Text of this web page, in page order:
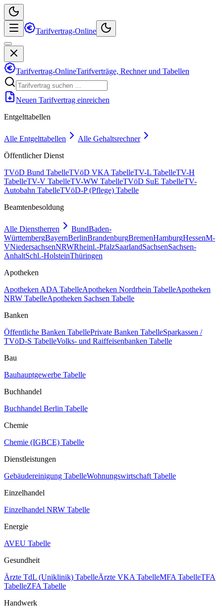
Tarifvertrag-Online
Tarifvertrag-OnlineTarifverträge, Rechner und Tabellen
Neuen Tarifvertrag einreichen
Entgelttabellen
Alle Entgelttabellen
Alle Gehaltsrechner
Öffentlicher Dienst
TVöD Bund TabelleTVöD VKA TabelleTV-L TabelleTV-H
TabelleTV-V TabelleTV-WW TabelleTVöD SuE TabelleTV-
Autobahn TabelleTVöD-P (Pflege) Tabelle
Beamtenbesoldung
Alle Dienstherren BundBaden-
WürttembergBayernBerlinBrandenburgBremenHamburgHessenM-
VNiedersachsenNRWRheinl.-PfalzSaarlandSachsenSachsen-
AnhaltSchl.-HolsteinThüringen
Apotheken
Apotheken ADA TabelleApotheken Nordrhein TabelleApotheken
NRW TabelleApotheken Sachsen Tabelle
Banken
Öffentliche Banken TabellePrivate Banken TabelleSparkassen /
TVöD-S TabelleVolks- und Raiffeisenbanken Tabelle
Bau
Bauhauptgewerbe Tabelle
Buchhandel
Buchhandel Berlin Tabelle
Chemie
Chemie (IGBCE) Tabelle
Dienstleistungen
Gebäudereinigung TabelleWohnungswirtschaft Tabelle
Einzelhandel
Einzelhandel NRW Tabelle
Energie
AVEU Tabelle
Gesundheit
Ärzte TdL (Uniklinik) TabelleÄrzte VKA TabelleMFA TabelleTFA
TabelleZFA Tabelle
Handwerk